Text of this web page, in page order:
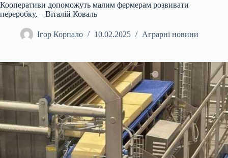
Кооперативи допоможуть малим фермерам розвивати
переробку, – Віталій Коваль
Ігор Корпало 10.02.2025 Аграрні новини